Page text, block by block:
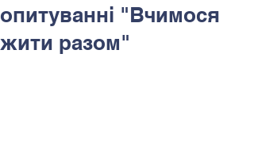
опитуванні "Вчимося
жити разом"